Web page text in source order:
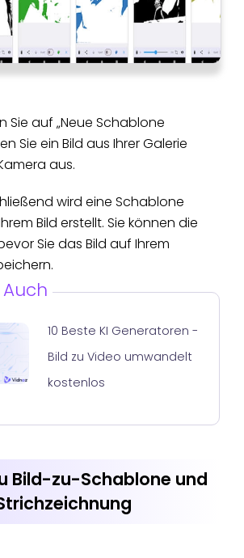
Sie auf „Neue Schablone
Sie ein Bild aus Ihrer Galerie
aus.
wird eine Schablone
Bild erstellt. Sie können die
Sie das Bild auf Ihrem
Auch
10 Beste KI Generatoren -
Bild zu Video umwandelt
kostenlos
Bild-zu-Schablone und